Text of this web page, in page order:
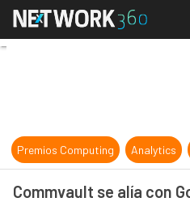
Premios Computing Analytics
Commvault se alía con